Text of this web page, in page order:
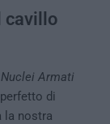
cavillo
Nuclei Armati
di
la nostra